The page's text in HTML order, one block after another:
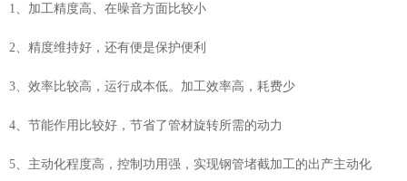
1、加工精度高、在噪音方面比较小
2、精度维持好，还有便是保护便利
3、效率比较高，运行成本低。加工效率高，耗费少
4、节能作用比较好，节省了管材旋转所需的动力
5、主动化程度高，控制功用强，实现钢管堵截加工的出产主动化